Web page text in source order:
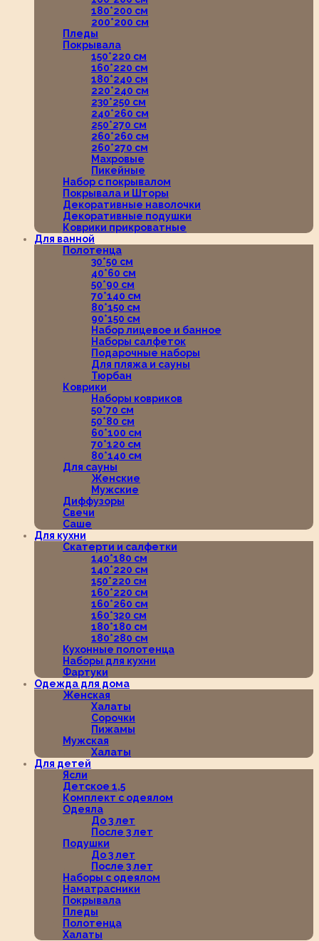
180*200 см
200*200 см
Пледы
Покрывала
150*220 см
160*220 см
180*240 см
220*240 см
230*250 см
240*260 см
250*270 см
260*260 см
260*270 см
Махровые
Пикейные
Набор с покрывалом
Покрывала и Шторы
Декоративные наволочки
Декоративные подушки
Коврики прикроватные
Для ванной
Полотенца
30*50 см
40*60 см
50*90 см
70*140 см
80*150 см
90*150 см
Набор лицевое и банное
Наборы салфеток
Подарочные наборы
Для пляжа и сауны
Тюрбан
Коврики
Наборы ковриков
50*70 см
50*80 см
60*100 см
70*120 см
80*140 см
Для сауны
Женские
Мужские
Диффузоры
Свечи
Саше
Для кухни
Скатерти и салфетки
140*180 см
140*220 см
150*220 см
160*220 см
160*260 см
160*320 см
180*180 см
180*280 см
Кухонные полотенца
Наборы для кухни
Фартуки
Одежда для дома
Женская
Халаты
Сорочки
Пижамы
Мужская
Халаты
Для детей
Ясли
Детское 1,5
Комплект с одеялом
Одеяла
До 3 лет
После 3 лет
Подушки
До 3 лет
После 3 лет
Наборы с одеялом
Наматрасники
Покрывала
Пледы
Полотенца
Халаты